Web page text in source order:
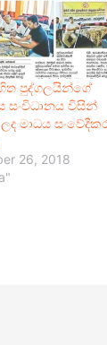
පුද්ගලයින්ගේ
සංවිධානය විසින්
මාධය
26, 2018